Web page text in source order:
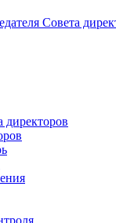
Совета
директоров